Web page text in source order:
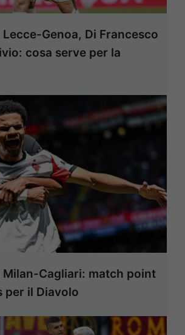
Genoa, Di Francesco
cosa serve per la
Cagliari: match point
per il Diavolo